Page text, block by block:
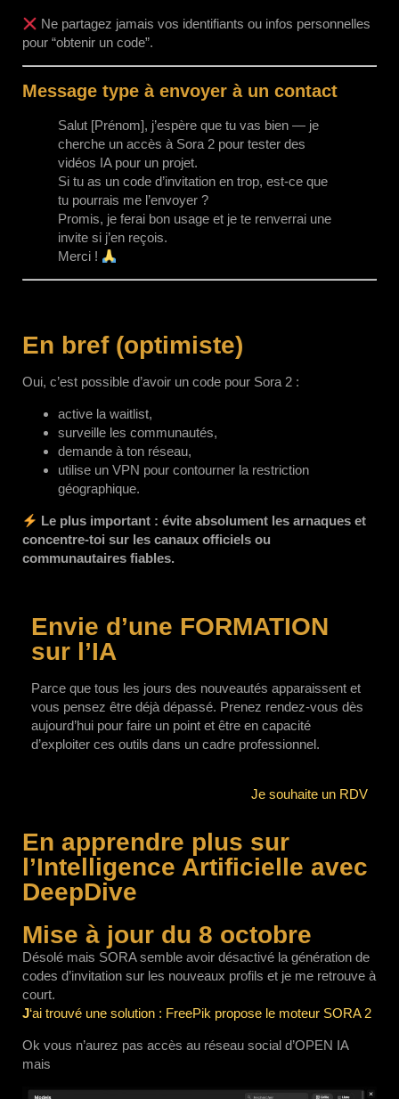
Ne partagez jamais vos identifiants ou infos personnelles
pour “obtenir un code”.
Message type à envoyer à un contact
Salut [Prénom], j’espère que tu vas bien — je
cherche un accès à Sora 2 pour tester des
vidéos IA pour un projet.
Si tu as un code d’invitation en trop, est-ce que
tu pourrais me l’envoyer ?
Promis, je ferai bon usage et je te renverrai une
invite si j’en reçois.
Merci !
En bref (optimiste)
Oui, c’est possible d’avoir un code pour Sora 2 :
active la waitlist,
surveille les communautés,
demande à ton réseau,
utilise un VPN pour contourner la restriction
géographique.
Le plus important : évite absolument les arnaques et
concentre-toi sur les canaux officiels ou
communautaires fiables.
Envie d’une FORMATION
sur l’IA
Parce que tous les jours des nouveautés apparaissent et
vous pensez être déjà dépassé. Prenez rendez-vous dès
aujourd’hui pour faire un point et être en capacité
d’exploiter ces outils dans un cadre professionnel.
Je souhaite un RDV
En apprendre plus sur
l’Intelligence Artificielle avec
DeepDive
Mise à jour du 8 octobre
Désolé mais SORA semble avoir désactivé la génération de
codes d’invitation sur les nouveaux profils et je me retrouve à
court.
J‘ai trouvé une solution : FreePik propose le moteur SORA 2
Ok vous n’aurez pas accès au réseau social d’OPEN IA
mais